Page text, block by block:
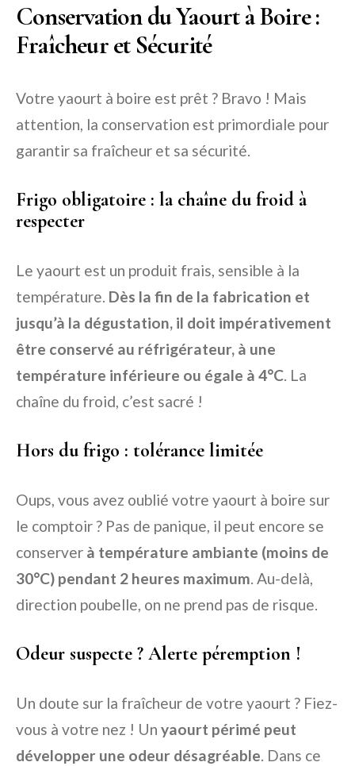
Conservation du Yaourt à Boire :
Fraîcheur et Sécurité
Votre yaourt à boire est prêt ? Bravo ! Mais
attention, la conservation est primordiale pour
garantir sa fraîcheur et sa sécurité.
Frigo obligatoire : la chaîne du froid à
respecter
Le yaourt est un produit frais, sensible à la
température. Dès la fin de la fabrication et
jusqu’à la dégustation, il doit impérativement
être conservé au réfrigérateur, à une
température inférieure ou égale à 4°C. La
chaîne du froid, c’est sacré !
Hors du frigo : tolérance limitée
Oups, vous avez oublié votre yaourt à boire sur
le comptoir ? Pas de panique, il peut encore se
conserver à température ambiante (moins de
30°C) pendant 2 heures maximum. Au-delà,
direction poubelle, on ne prend pas de risque.
Odeur suspecte ? Alerte péremption !
Un doute sur la fraîcheur de votre yaourt ? Fiez-
vous à votre nez ! Un yaourt périmé peut
développer une odeur désagréable. Dans ce